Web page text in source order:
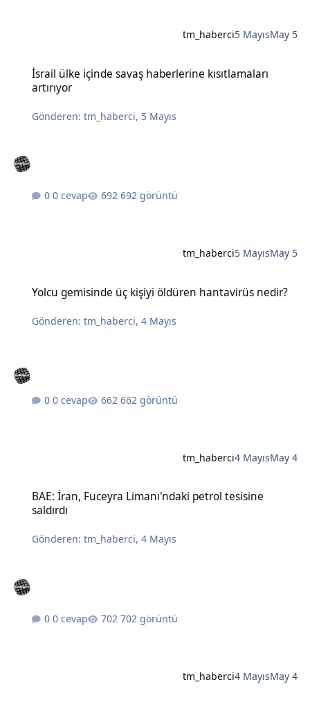
tm_haberci5 MayısMay 5
İsrail ülke içinde savaş haberlerine kısıtlamaları
artırıyor
Gönderen:tm_haberci, 5 Mayıs
0 cevap 692 görüntü
tm_haberci5 MayısMay 5
Yolcu gemisinde üç kişiyi öldüren hantavirüs nedir?
Gönderen:tm_haberci,4 Mayıs
0 cevap 662 görüntü
tm_haberci4 MayısMay 4
BAE: İran, Fuceyra Limanı'ndaki petrol tesisine
saldırdı
Gönderen:tm_haberci,4 Mayıs
0 cevap 702 görüntü
tm_haberci4 MayısMay 4